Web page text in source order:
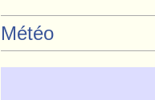
Météo